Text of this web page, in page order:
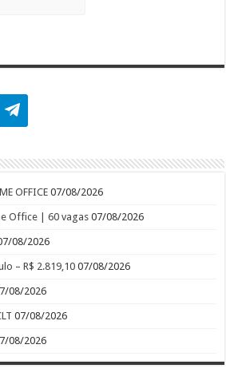
OFFICE 07/08/2026
Office | 60 vagas 07/08/2026
08/2026
– R$ 2.819,10 07/08/2026
08/2026
07/08/2026
08/2026